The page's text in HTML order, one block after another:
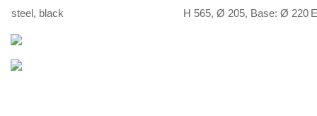
steel, black
H 565, Ø 205, Base: Ø 220